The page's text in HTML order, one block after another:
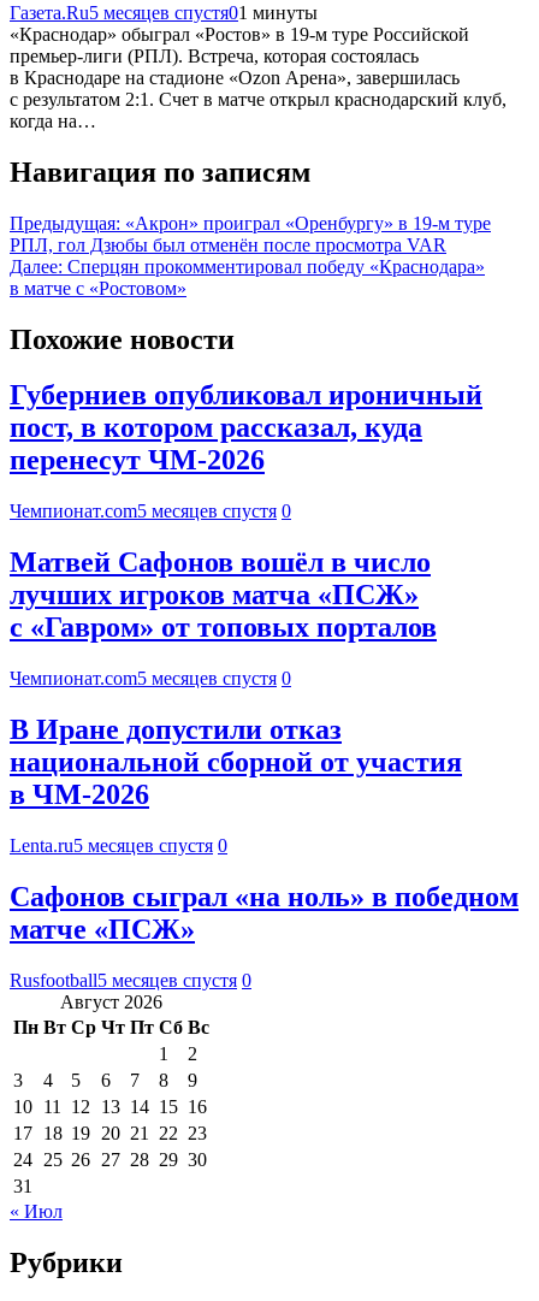
Газета.Ru5 месяцев спустя01 минуты
«Краснодар» обыграл «Ростов» в 19-м туре Российской
премьер-лиги (РПЛ). Встреча, которая состоялась
в Краснодаре на стадионе «Ozon Арена», завершилась
с результатом 2:1. Счет в матче открыл краснодарский клуб,
когда на…
Навигация по записям
Предыдущая: «Акрон» проиграл «Оренбургу» в 19-м туре
РПЛ, гол Дзюбы был отменён после просмотра VAR
Далее: Сперцян прокомментировал победу «Краснодара»
в матче с «Ростовом»
Похожие новости
Губерниев опубликовал ироничный
пост, в котором рассказал, куда
перенесут ЧМ-2026
Чемпионат.com5 месяцев спустя 0
Матвей Сафонов вошёл в число
лучших игроков матча «ПСЖ»
с «Гавром» от топовых порталов
Чемпионат.com5 месяцев спустя 0
В Иране допустили отказ
национальной сборной от участия
в ЧМ-2026
Lenta.ru5 месяцев спустя 0
Сафонов сыграл «на ноль» в победном
матче «ПСЖ»
Rusfootball5 месяцев спустя 0
Август 2026
Пн Вт Ср Чт Пт Сб Вс
1
2
3
4 5 6 7 8
9
10 11 12 13 14 15 16
17 18 19 20 21 22 23
24 25 26 27 28 29 30
31
« Июл
Рубрики